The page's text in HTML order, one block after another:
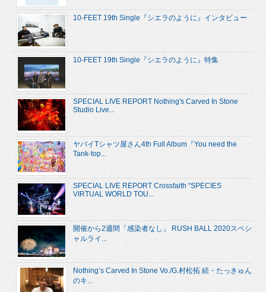
10-FEET 19th Single『シエラのように』インタビュー
10-FEET 19th Single『シエラのように』特集
SPECIAL LIVE REPORT Nothing's Carved In Stone
Studio Live...
ヤバイTシャツ屋さん4th Full Album『You need the
Tank-top...
SPECIAL LIVE REPORT Crossfaith “SPECIES
VIRTUAL WORLD TOU...
開催から2週間「感染者なし」 RUSH BALL 2020スペシ
ャルライ...
Nothing’s Carved In Stone Vo./G.村松拓 続・たっきゅん
のキ...